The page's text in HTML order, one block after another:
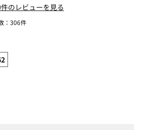
のレビューを見る
： 306件